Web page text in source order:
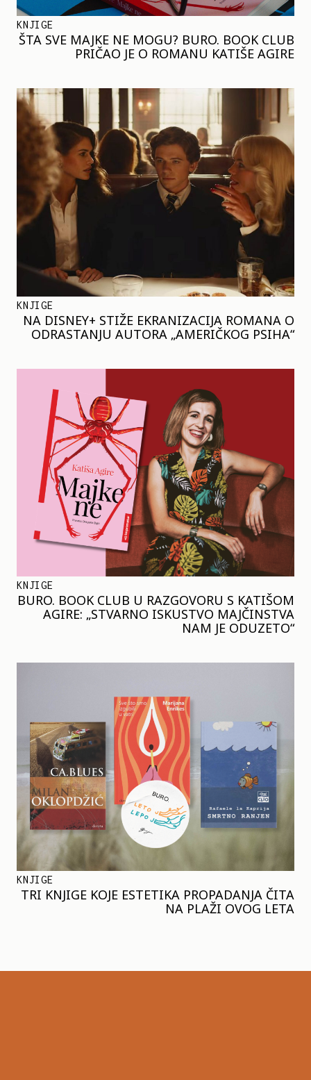
KNJIGE
ŠTA SVE MAJKE NE MOGU? BURO. BOOK CLUB
PRIČAO JE O ROMANU KATIŠE AGIRE
KNJIGE
NA DISNEY+ STIŽE EKRANIZACIJA ROMANA O
ODRASTANJU AUTORA „AMERIČKOG PSIHA“
KNJIGE
BURO. BOOK CLUB U RAZGOVORU S KATIŠOM
AGIRE: „STVARNO ISKUSTVO MAJČINSTVA
NAM JE ODUZETO“
KNJIGE
TRI KNJIGE KOJE ESTETIKA PROPADANJA ČITA
NA PLAŽI OVOG LETA